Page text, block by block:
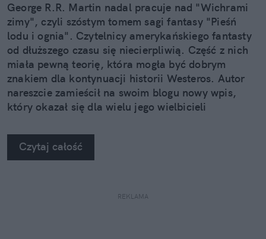
George R.R. Martin nadal pracuje nad "Wichrami
zimy", czyli szóstym tomem sagi fantasy "Pieśń
lodu i ognia". Czytelnicy amerykańskiego fantasty
od dłuższego czasu się niecierpliwią. Część z nich
miała pewną teorię, która mogła być dobrym
znakiem dla kontynuacji historii Westeros. Autor
nareszcie zamieścił na swoim blogu nowy wpis,
który okazał się dla wielu jego wielbicieli
Czytaj całość
REKLAMA